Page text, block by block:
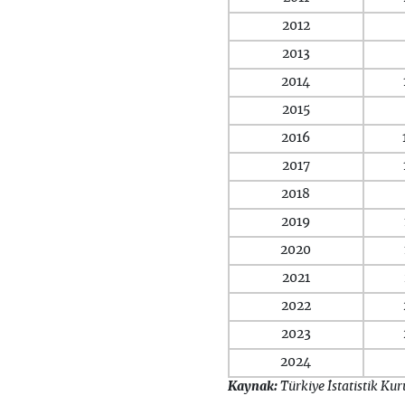
2012
2013
2014
2015
2016
2017
2018
2019
2020
2021
2022
2023
2024
Kaynak: Türkiye İstatistik